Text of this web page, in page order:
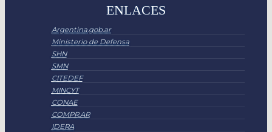
ENLACES
Argentina.gob.ar
Ministerio de Defensa
SHN
SMN
CITEDEF
MINCYT
CONAE
COMPR.AR
IDERA